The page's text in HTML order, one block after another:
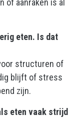
of aanraken is al
eten. Is dat
structuren of
blijft of stress
zijn.
eten vaak strijd